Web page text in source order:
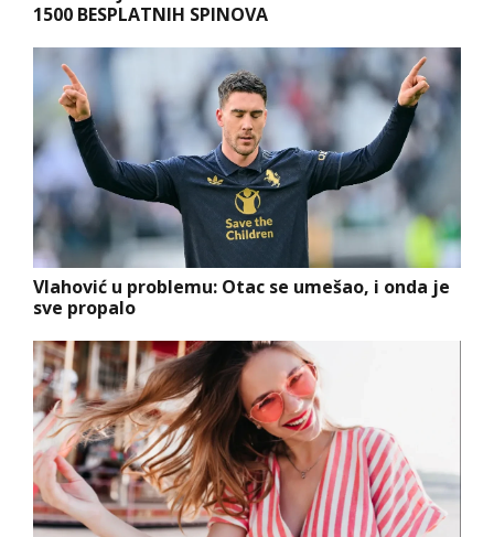
1500 BESPLATNIH SPINOVA
Vlahović u problemu: Otac se umešao, i onda je
sve propalo